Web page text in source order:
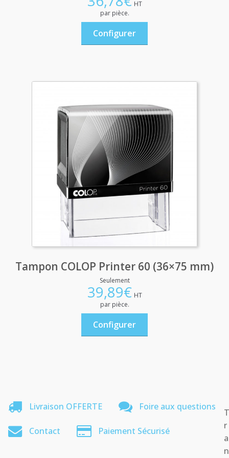
HT
par pièce.
Configurer
Tampon COLOP Printer 60 (36×75 mm)
Seulement
39,89€ HT
par pièce.
Configurer
Livraison OFFERTE Foire aux questions
Contact Paiement Sécurisé
r
a
n